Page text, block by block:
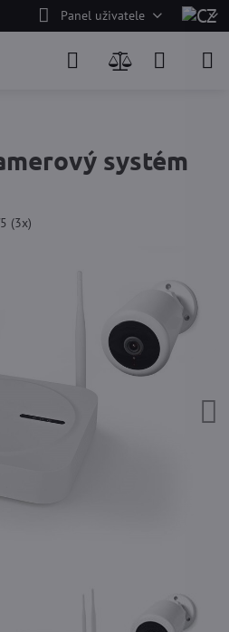
Panel uživatele
systém
5 (3x)